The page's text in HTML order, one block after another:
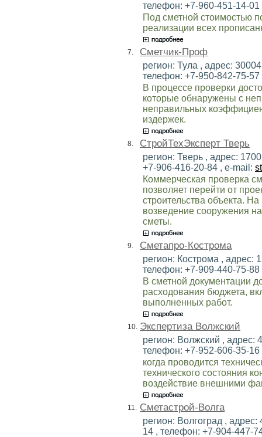
телефон: +7-960-451-14-
Под сметной стоимостью
реализации всех
7. Сметчик-Проф
регион: Тула , адрес:
телефон: +7-950-842-75-
В процессе проверки
которые обнаружены с
неправильных
издержек.
8. СтройТехЭксперт Тверь
регион: Тверь , адрес:
+7-906-416-20-84 , e-mail:
Коммерческая проверка
позволяет перейти от
строительства объекта.
возведение сооружения
сметы.
9. Сметапро-Кострома
регион: Кострома , адрес:
телефон: +7-909-440-75-
В сметной документации
расходования бюджета,
выполненных работ.
10. Экспертиза Волжский
регион: Волжский , адрес:
телефон: +7-952-606-35-
когда проводится
технического состояния
воздействие внешними
11. Сметастрой-Волга
регион: Волгоград , адрес:
14 , телефон: +7-904-447-